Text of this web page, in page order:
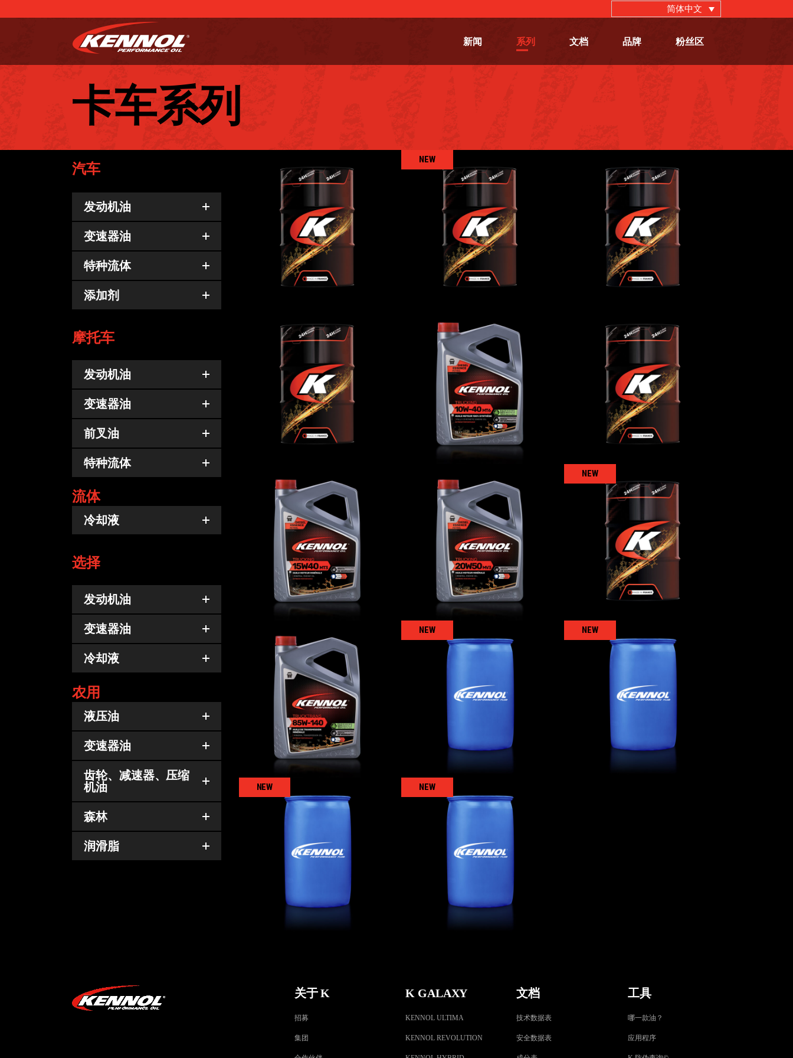
简体中文
新闻 系列 文档 品牌 粉丝区
卡车系列
汽车
发动机油
变速器油
特种流体
添加剂
摩托车
发动机油
变速器油
前叉油
特种流体
流体
冷却液
选择
发动机油
变速器油
冷却液
农用
液压油
变速器油
齿轮、减速器、压缩
机油
森林
润滑脂
TRUCKING 5W-30 MT
卡车,机油
NEW
TRUCKING 5W-30 MT+
FE
卡车,机油
TRUCKING 10W-30 MT
卡车,机油
TRUCKING 10W-40 MT4
卡车,机油
TRUCKING 10W-40 MT6
卡车,机油
TRUCKING 10W-40 MT9
卡车,机油
TRUCKING 15W-40 MT3
SHPD
卡车,机油
TRUCKING 20W-50 MV3
SHPD
卡车,机油
NEW
TRUCKTRANS 75W-80
卡车, 变速箱和车轴油
TRUCKTRANS 85W-140
卡车 ,变速箱和车轴油
NEW
COOLTRUCK X-OAT
-25°C
NEW
COOLTRUCK X-OAT
-37°C
NEW
COOLTRUCK OAT -37°C
NEW
-37°C
关于 K
招募
集团
K GALAXY
KENNOL ULTIMA
KENNOL REVOLUTION
文档
技术数据表
安全数据表
工具
哪一款油？
应用程序